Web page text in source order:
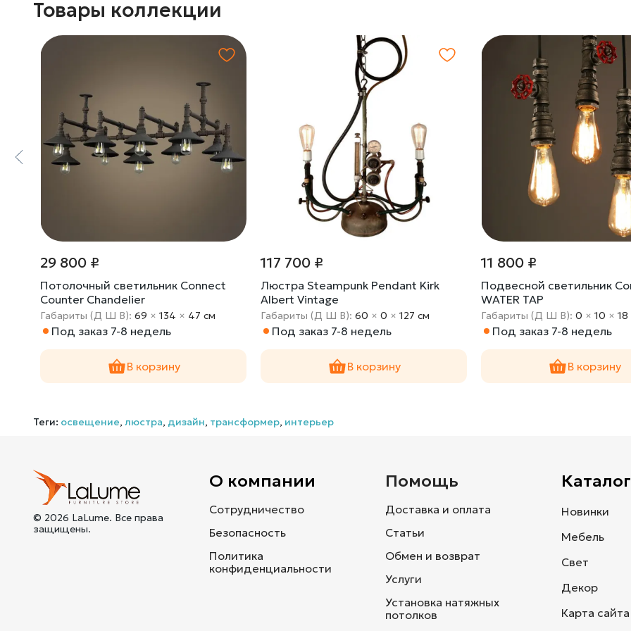
Товары коллекции
29 800 ₽
Потолочный светильник Connect
Counter Chandelier
Габариты (Д Ш В):69 ×134 × 47 cм
Под заказ 7-8 недель
В корзину
117 700 ₽
Люстра Steampunk Pendant Kirk
Albert Vintage
Габариты (Д Ш В):60 ×0 ×127 cм
Под заказ 7-8 недель
В корзину
11 800 ₽
Подвесной светильник
WATER TAP
Габариты (Д Ш В):0 ×10 ×18
Под заказ 7-8 недель
В корзину
Теги: освещение,люстра, дизайн, трансформер, интерьер
© 2026 LaLume. Все права
защищены.
О компании
Сотрудничество
Безопасность
Политика
конфиденциальности
Помощь
Доставка и оплата
Статьи
Обмен и возврат
Услуги
Установка натяжных
потолков
Каталог
Новинки
Мебель
Свет
Декор
Карта сайта